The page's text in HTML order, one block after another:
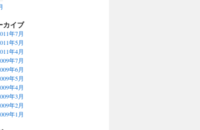
カイブ
年7月
年5月
年4月
年7月
年6月
年5月
年4月
年3月
年2月
年1月